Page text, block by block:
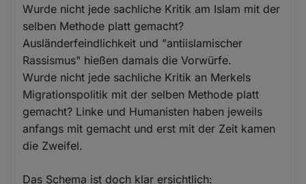
Wurde nicht jede sachliche Kritik am Islam mit der
selben Methode platt gemacht?
Ausländerfeindlichkeit und "antiislamischer
Rassismus" hießen damals die Vorwürfe.
Wurde nicht jede sachliche Kritik an Merkels
Migrationspolitik mit der selben Methode platt
gemacht? Linke und Humanisten haben jeweils
anfangs mit gemacht und erst mit der Zeit kamen
die Zweifel.
Das Schema ist doch klar ersichtlich: